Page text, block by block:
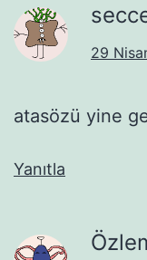
29
atasözü yine
Yanıtla